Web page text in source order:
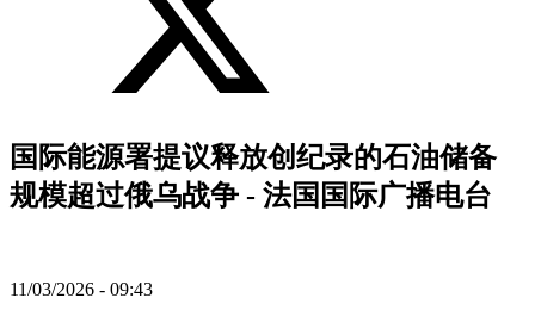
国际能源署提议释放创纪录的石油储备
规模超过俄乌战争 - 法国国际广播电台
11/03/2026 - 09:43